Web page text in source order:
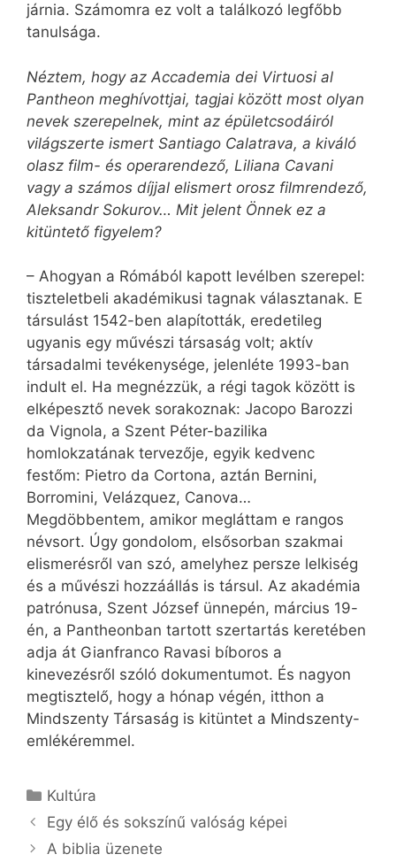
járnia. Számomra ez volt a találkozó legfőbb
tanulsága.
Néztem, hogy az Accademia dei Virtuosi al
Pantheon meghívottjai, tagjai között most olyan
nevek szerepelnek, mint az épületcsodáiról
világszerte ismert Santiago Calatrava, a kiváló
olasz film- és operarendező, Liliana Cavani
vagy a számos díjjal elismert orosz filmrendező,
Alek­sandr Sokurov… Mit jelent Önnek ez a
kitüntető figyelem?
– Ahogyan a Rómából kapott levélben szerepel:
tiszteletbeli akadémikusi tagnak választanak. E
társulást 1542-ben alapították, eredetileg
ugyanis egy művészi társaság volt; aktív
társadalmi tevékenysége, jelenléte 1993-ban
indult el. Ha megnézzük, a régi tagok között is
elképesztő nevek sorakoznak: Jacopo Barozzi
da Vignola, a Szent Péter-bazilika
homlokzatának tervezője, egyik kedvenc
festőm: Pietro da Cortona, aztán Bernini,
Borromini, Velázquez, Canova…
Megdöbbentem, amikor megláttam e rangos
névsort. Úgy gondolom, elsősorban szakmai
elismerésről van szó, amelyhez persze lelkiség
és a művészi hozzáállás is társul. Az akadémia
patrónusa, Szent József ünnepén, március 19-
én, a Pantheonban tartott szertartás keretében
adja át Gianfranco Ravasi bíboros a
kinevezésről szóló dokumentumot. És nagyon
megtisztelő, hogy a hónap végén, itthon a
Mindszenty Társaság is kitüntet a Mindszenty-
emlékéremmel.
Kategória
Kultúra
Egy élő és sokszínű valóság képei
A biblia üzenete